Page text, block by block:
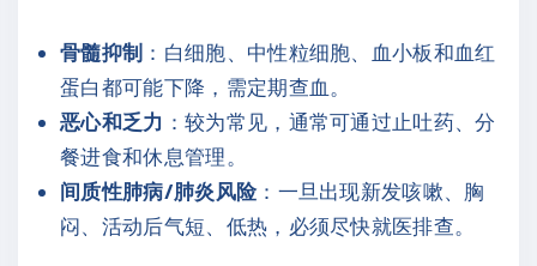
骨髓抑制 ：白细胞、中性粒细胞、血小板和血红
蛋白都可能下降，需定期查血。
恶心和乏力 ：较为常见，通常可通过止吐药、分
餐进食和休息管理。
间质性肺病/肺炎风险：一旦出现新发咳嗽、胸
闷、活动后气短、低热，必须尽快就医排查。